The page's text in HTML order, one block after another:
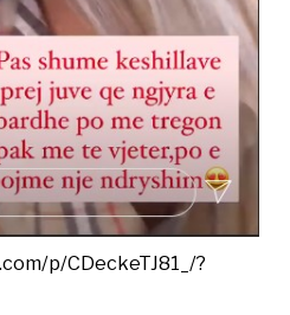
p/CDeckeTJ81_/?